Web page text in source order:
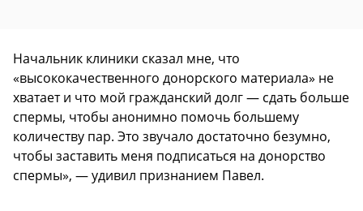
Начальник клиники сказал мне, что
«высококачественного донорского материала» не
хватает и что мой гражданский долг — сдать больше
спермы, чтобы анонимно помочь большему
количеству пар. Это звучало достаточно безумно,
чтобы заставить меня подписаться на донорство
спермы», — удивил признанием Павел.